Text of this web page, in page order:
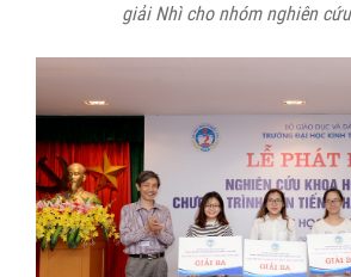
giải Nhì cho nhóm nghiên